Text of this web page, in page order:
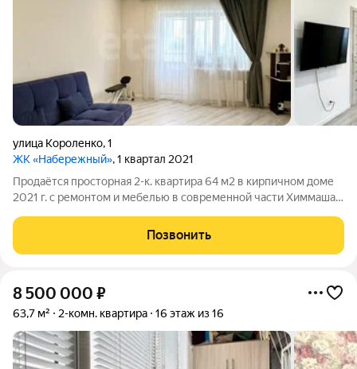
улица Короленко,1
ЖК «Набережный», 1 квартал 2021
Продаётся просторная 2-к. квартира 64 м2 в кирпичном доме
2021 г. с ремонтом и мебелью в современной части Химмаша
Общая площадь: 63,8 м + лоджия 3,4 м (выход с кухни).
Комнаты: изолированные!
Позвонить
8 500 000 ₽
63,7 м² 2-комн. квартира 16 этаж из 16